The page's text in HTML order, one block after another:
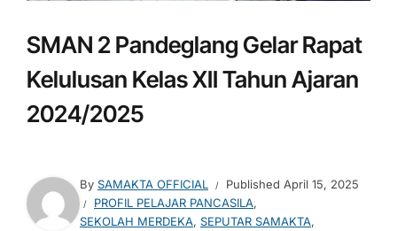
SMAN 2 Pandeglang Gelar Rapat
Kelulusan Kelas XII Tahun Ajaran
2024/2025
By SAMAKTA OFFICIAL Published April 15, 2025
PROFIL PELAJAR PANCASILA,
SEKOLAH MERDEKA, SEPUTAR SAMAKTA,